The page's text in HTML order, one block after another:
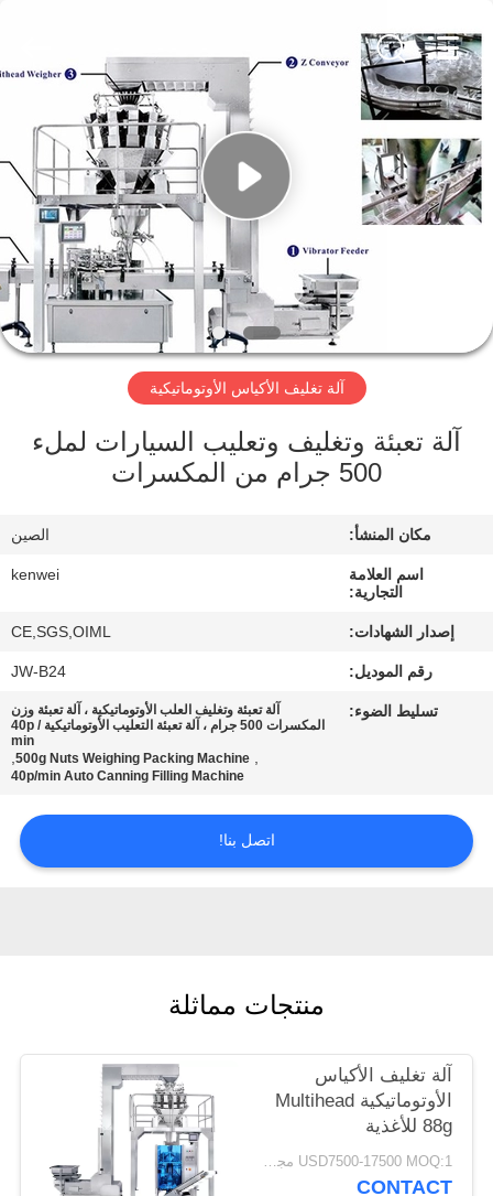
منزل
المنتجات
جولة
المعمل
الجودة
اتصل
طلب
خريطة
الموقع
Machinery
Co.,
Ltd..
All
Rights
Reserved.
آلة تغليف الأكياس الأوتوماتيكية
آلة تعبئة وتغليف وتعليب السيارات لملء
500 جرام من المكسرات
مكان المنشأ: الصين
اسم العلامة
التجارية:
kenwei
إصدار الشهادات: CE,SGS,OIML
رقم الموديل: JW-B24
تسليط الضوء:
آلة تعبئة وتغليف العلب الأوتوماتيكية ، آلة تعبئة وزن
المكسرات 500 جرام ، آلة تعبئة التعليب الأوتوماتيكية 40p /
min
,
500g Nuts Weighing Packing Machine
,
40p/min Auto Canning Filling Machine
اتصل بنا!
منتجات مماثلة
آلة تغليف الأكياس
الأوتوماتيكية Multihead
88g للأغذية
USD7500-17500 MOQ:1 مجموعة
CONTACT